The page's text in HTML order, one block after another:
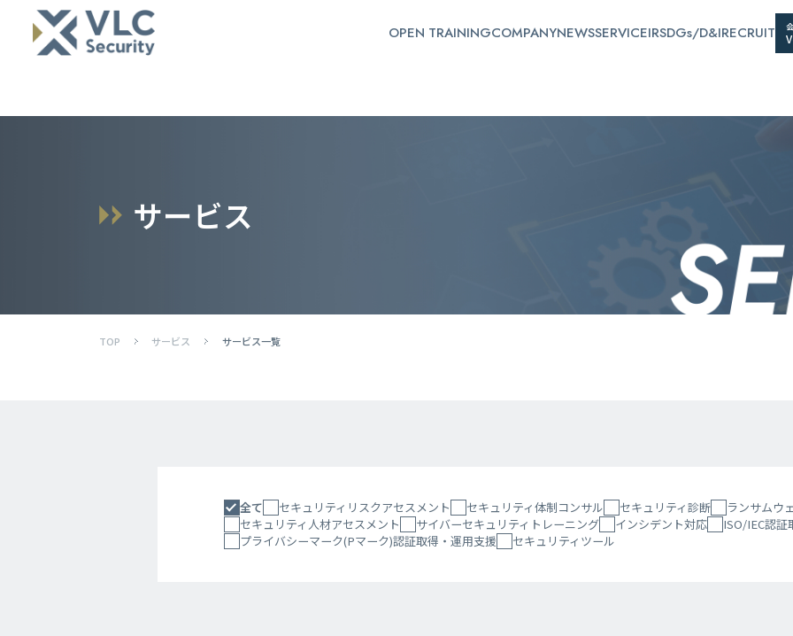
OPEN TRAININGCOMPANYNEWSSERVICEIRSDGs/D&IRECRUIT
サービス
TOP サービス サービス一覧
全て セキュリティリスクアセスメント セキュリティ体制コンサル セキュリティ診断
ランサムウ
セキュリティ人材アセスメント
サイバーセキュリティトレーニング インシデント対応
ISO/IEC認証
プライバシーマーク(Pマーク)認証取得・運用支援
セキュリティツール